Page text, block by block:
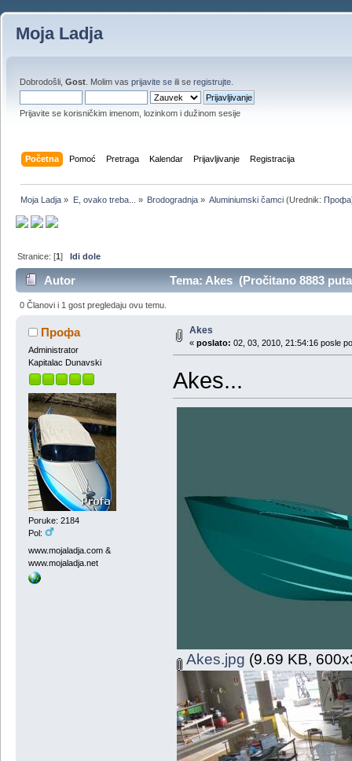
Moja Ladja
Dobrodošli, Gost . Molim vas prijavite se ili se registrujte
Prijavite se korisničkim imenom, lozinkom i dužinom sesije
Početna Pomoć Pretraga Kalendar Prijavljivanje Registracija
Moja Ladja » E, ovako treba... » Brodogradnja» Aluminiumski čamci (Urednik: Профа
Stranice: [1]Idi dole
Autor Tema: Akes (Pročitano 8883
0 Članovi i 1 gost pregledaju ovu temu.
Профа
Administrator
Kapitalac Dunavski
Poruke: 2184
Pol:
www.mojaladja.com &
www.mojaladja.net
Akes
« poslato: 02, 03, 2010, 21:54:16 posle
Akes...
Akes.jpg (9.69 KB,